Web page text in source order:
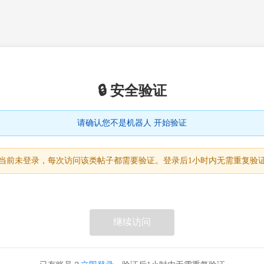
🔒 安全验证
请确认您不是机器人 开始验证
前未登录，每次访问该类帖子都需要验证。登录后1小时内无需重复验
继续访问